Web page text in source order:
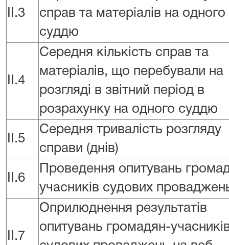
II.3
справ та матеріалів на одного
суддю
II.4
Середня кількість справ та
матеріалів, що перебували на
розгляді в звітний період в
розрахунку на одного суддю
II.5
Середня тривалість розгляду
справи (днів)
II.6
Проведення опитувань
учасників судових
II.7
Оприлюднення результатів
опитувань громадян-